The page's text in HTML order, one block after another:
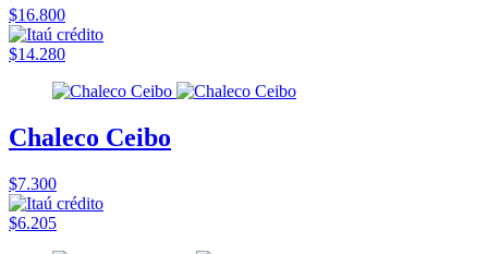
$16.800
$14.280
Chaleco Ceibo
$7.300
$6.205